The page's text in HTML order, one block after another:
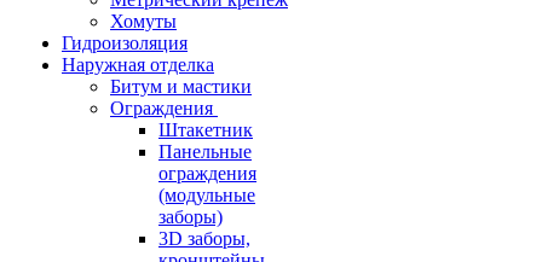
Хомуты
Гидроизоляция
Наружная отделка
Битум и мастики
Ограждения
Штакетник
Панельные
ограждения
(модульные
заборы)
3D заборы,